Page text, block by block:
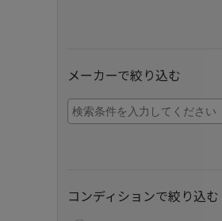
メーカーで絞り込む
コンディションで絞り込む